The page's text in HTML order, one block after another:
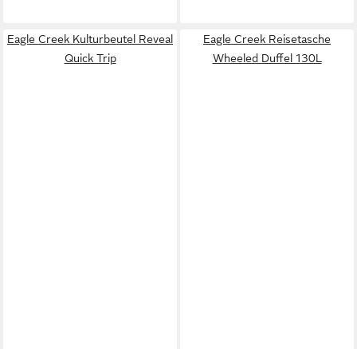
Eagle Creek Kulturbeutel Reveal
Quick Trip
Eagle Creek Reisetasche
Wheeled Duffel 130L